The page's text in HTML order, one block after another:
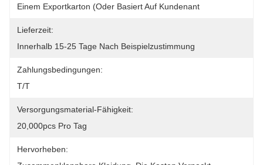
Einem Exportkarton (oder Basiert Auf Kundenant
Lieferzeit:
Innerhalb 15-25 Tage Nach Beispielzustimmung
Zahlungsbedingungen:
T/T
Versorgungsmaterial-Fähigkeit:
20,000pcs Pro Tag
Hervorheben: